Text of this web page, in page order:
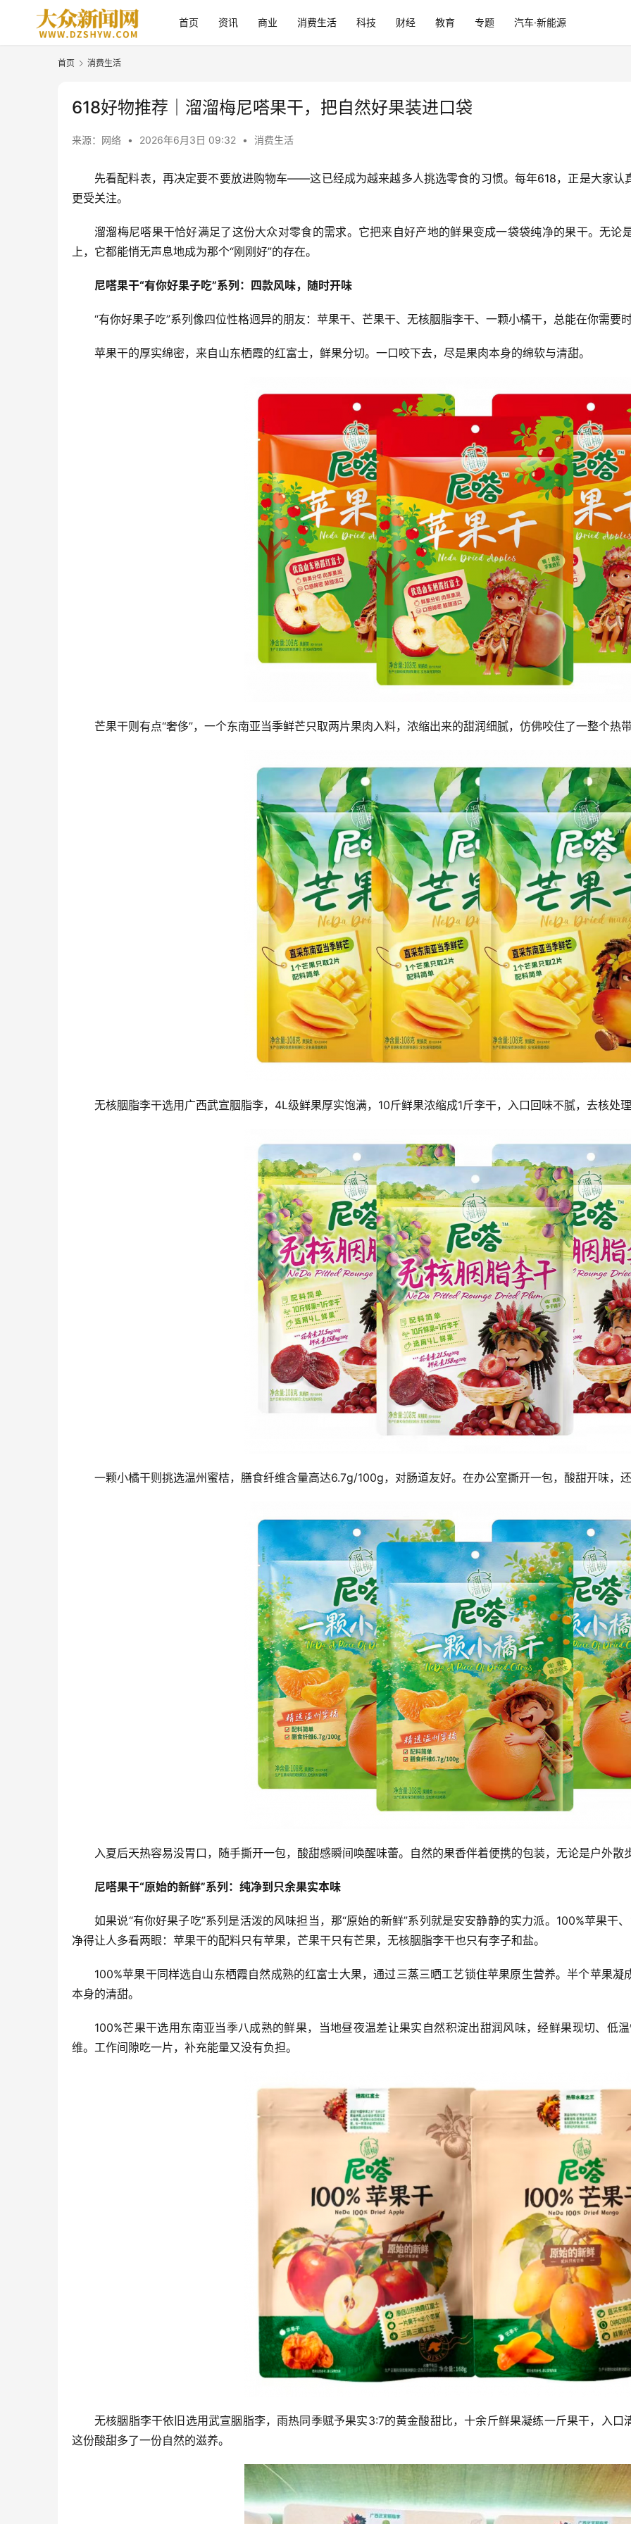
首页 资讯 商业 消费生活 科技 财经 教育 专题 汽车·新能源
首页 消费生活
618好物推荐｜溜溜梅尼嗒果干，把自然好果装进口袋
来源：网络 • 2026年6月3日 09:32 • 消费生活
先看配料表，再决定要不要放进购物车——这已经成为越来越多人挑选零食的习惯。每年618，正是大家认
更受关注。
溜溜梅尼嗒果干恰好满足了这份大众对零食的需求。它把来自好产地的鲜果变成一袋袋纯净的果干。无论
上，它都能悄无声息地成为那个“刚刚好”的存在。
尼嗒果干“有你好果子吃”系列：四款风味，随时开味
“有你好果子吃”系列像四位性格迥异的朋友：苹果干、芒果干、无核胭脂李干、一颗小橘干，总能在你需要
苹果干的厚实绵密，来自山东栖霞的红富士，鲜果分切。一口咬下去，尽是果肉本身的绵软与清甜。
芒果干则有点“奢侈”，一个东南亚当季鲜芒只取两片果肉入料，浓缩出来的甜润细腻，仿佛咬住了一整个热
无核胭脂李干选用广西武宣胭脂李，4L级鲜果厚实饱满，10斤鲜果浓缩成1斤李干，入口回味不腻，去核处
一颗小橘干则挑选温州蜜桔，膳食纤维含量高达6.7g/100g，对肠道友好。在办公室撕开一包，酸甜开味，
入夏后天热容易没胃口，随手撕开一包，酸甜感瞬间唤醒味蕾。自然的果香伴着便携的包装，无论是户外
尼嗒果干“原始的新鲜”系列：纯净到只余果实本味
如果说“有你好果子吃”系列是活泼的风味担当，那“原始的新鲜”系列就是安安静静的实力派。100%苹果干
净得让人多看两眼：苹果干的配料只有苹果，芒果干只有芒果，无核胭脂李干也只有李子和盐。
100%苹果干同样选自山东栖霞自然成熟的红富士大果，通过三蒸三晒工艺锁住苹果原生营养。半个苹果
本身的清甜。
100%芒果干选用东南亚当季八成熟的鲜果，当地昼夜温差让果实自然积淀出甜润风味，经鲜果现切、低
维。工作间隙吃一片，补充能量又没有负担。
无核胭脂李干依旧选用武宣胭脂李，雨热同季赋予果实3:7的黄金酸甜比，十余斤鲜果凝练一斤果干，入
这份酸甜多了一份自然的滋养。